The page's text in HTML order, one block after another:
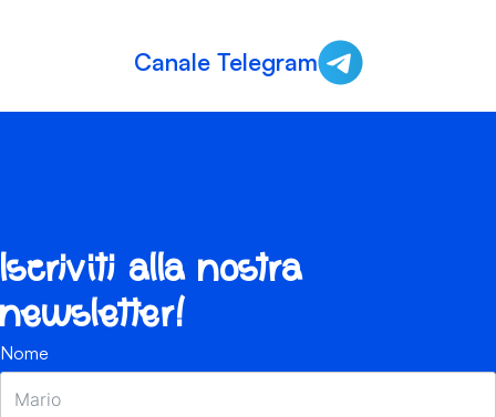
Canale Telegram
Iscriviti alla nostra
newsletter!
Nome